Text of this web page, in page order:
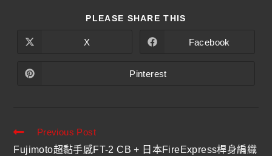
PLEASE SHARE THIS
X Facebook
Pinterest
Previous Post
Fujimoto超黏手感FT-2 CB + 日本FireExpress桿身編織